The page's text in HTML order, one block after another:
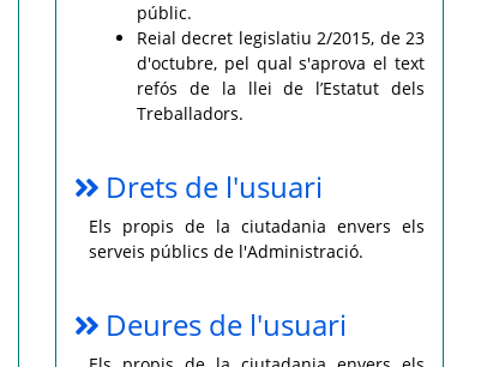
públic.
Reial decret legislatiu 2/2015, de 23
d'octubre, pel qual s'aprova el text
refós de la llei de l’Estatut dels
Treballadors.
Drets de l'usuari
Els propis de la ciutadania envers els
serveis públics de l'Administració.
Deures de l'usuari